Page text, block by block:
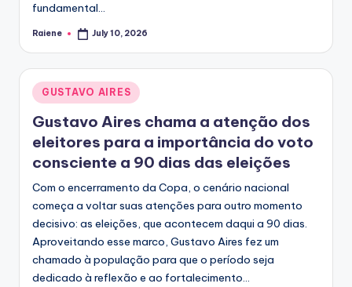
fundamental...
Posted
Raiene July 10, 2026
Posted
in
GUSTAVO AIRES
Gustavo Aires chama a atenção dos
eleitores para a importância do voto
consciente a 90 dias das eleições
Com o encerramento da Copa, o cenário nacional
começa a voltar suas atenções para outro momento
decisivo: as eleições, que acontecem daqui a 90 dias.
Aproveitando esse marco, Gustavo Aires fez um
chamado à população para que o período seja
dedicado à reflexão e ao fortalecimento...